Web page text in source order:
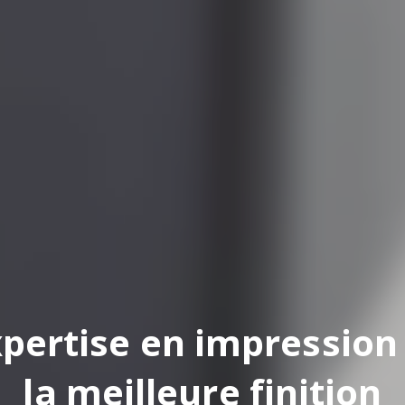
en
la meilleure finition